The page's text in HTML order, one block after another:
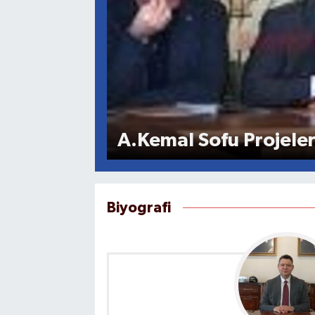
A.Kemal Sofu Projeler
Biyografi